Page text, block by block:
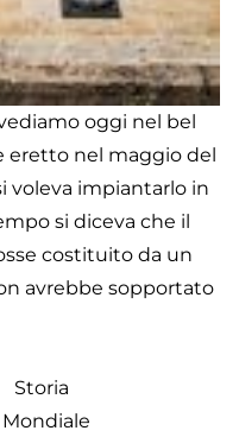
oggi nel bel
eretto nel maggio del
voleva impiantarlo in
si diceva che il
costituito da un
avrebbe sopportato
Storia